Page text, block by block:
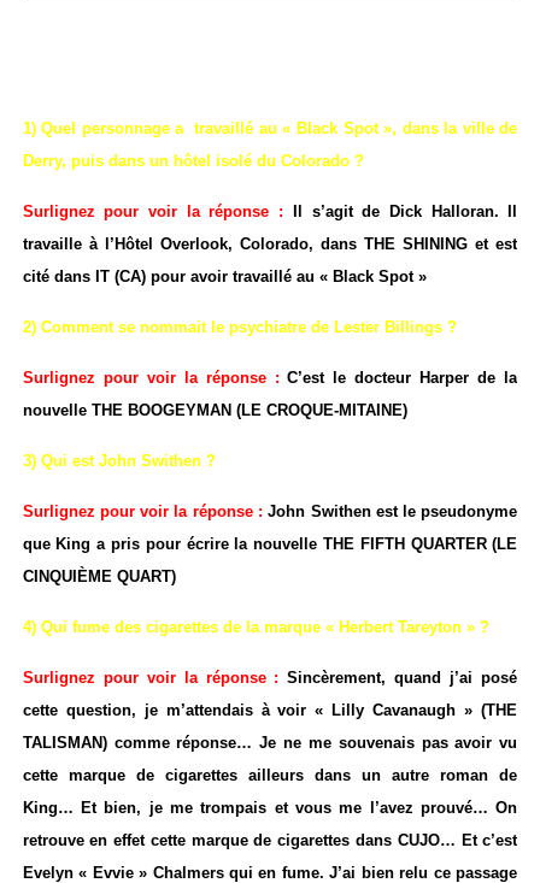
1) Quel personnage a travaillé au « Black Spot », dans la ville de
Derry, puis dans un hôtel isolé du Colorado ?
Surlignez pour voir la réponse :
Il s’agit de Dick Halloran. Il
travaille à l’Hôtel Overlook, Colorado, dans THE SHINING et est
cité dans IT (CA) pour avoir travaillé au « Black Spot »
2) Comment se nommait le psychiatre de Lester Billings ?
Surlignez pour voir la réponse : C’est le docteur Harper de la
nouvelle THE BOOGEYMAN (LE CROQUE-MITAINE)
3) Qui est John Swithen ?
Surlignez pour voir la réponse :John Swithen est le pseudonyme
que King a pris pour écrire la nouvelle THE FIFTH QUARTER (LE
CINQUIÈME QUART)
4) Qui fume des cigarettes de la marque « Herbert Tareyton » ?
Surlignez pour voir la réponse : Sincèrement, quand j’ai posé
cette question, je m’attendais à voir « Lilly Cavanaugh » (THE
TALISMAN) comme réponse… Je ne me souvenais pas avoir vu
cette marque de cigarettes ailleurs dans un autre roman de
King… Et bien, je me trompais et vous me l’avez prouvé… On
retrouve en effet cette marque de cigarettes dans CUJO… Et c’est
Evelyn « Evvie » Chalmers qui en fume. J’ai bien relu ce passage